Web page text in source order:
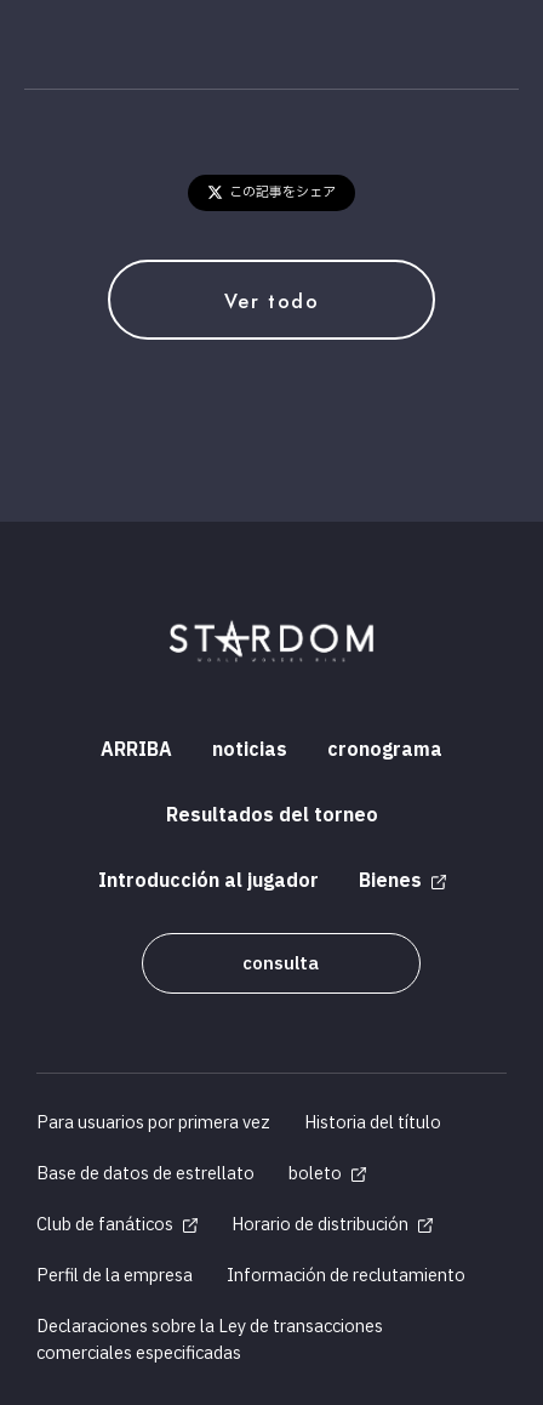
この記事をシェア
Ver todo
ARRIBA noticias cronograma
Resultados del torneo
Introducción al jugador Bienes
consulta
Para usuarios por primera vez
Historia del título
Base de datos de estrellato
boleto
Club de fanáticos
Horario de distribución
Perfil de la empresa
Información de reclutamiento
Declaraciones sobre la Ley de transacciones
comerciales especificadas